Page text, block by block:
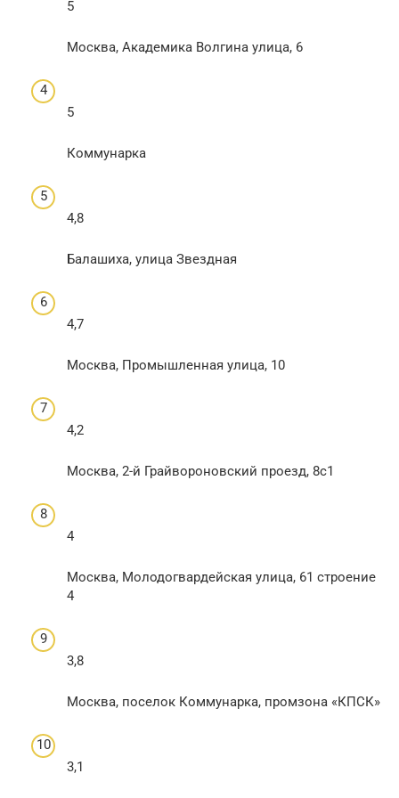
5
Москва, Академика Волгина улица, 6
5
Коммунарка
4,8
Балашиха, улица Звездная
4,7
Москва, Промышленная улица, 10
4,2
Москва, 2-й Грайвороновский проезд, 8с1
4
Москва, Молодогвардейская улица, 61 строение
4
3,8
Москва, поселок Коммунарка, промзона «КПСК»
3,1